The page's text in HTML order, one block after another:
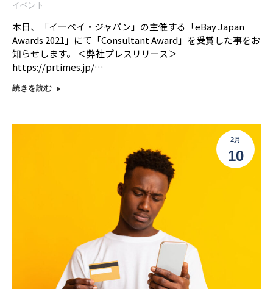
イベント
本日、「イーベイ・ジャパン」の主催する「eBay Japan
Awards 2021」にて「Consultant Award」を受賞した事をお
知らせします。 ＜弊社プレスリリース＞
https://prtimes.jp/…
続きを読む
2月
10